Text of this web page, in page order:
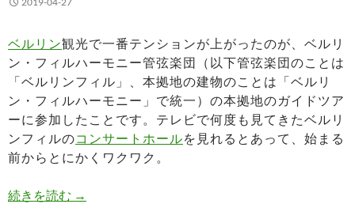
ベルリン観光で一番テンションが上がったのが、ベルリ
ン・フィルハーモニー管弦楽団（以下管弦楽団のことは
「ベルリンフィル」、本拠地の建物のことは「ベルリ
ン・フィルハーモニー」で統一）の本拠地のガイドツア
ーに参加したことです。テレビで何度も見てきたベルリ
ンフィルのコンサートホールを見れるとあって、始まる
前からとにかくワクワク。
続きを読む ベルリン・フィルハーモニーをガイドツアーで見
→